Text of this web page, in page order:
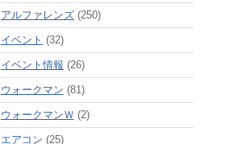
アルファレンズ(250)
イベント (32)
イベント情報 (26)
ウォークマン (81)
ウォークマンＷ (2)
エアコン (25)